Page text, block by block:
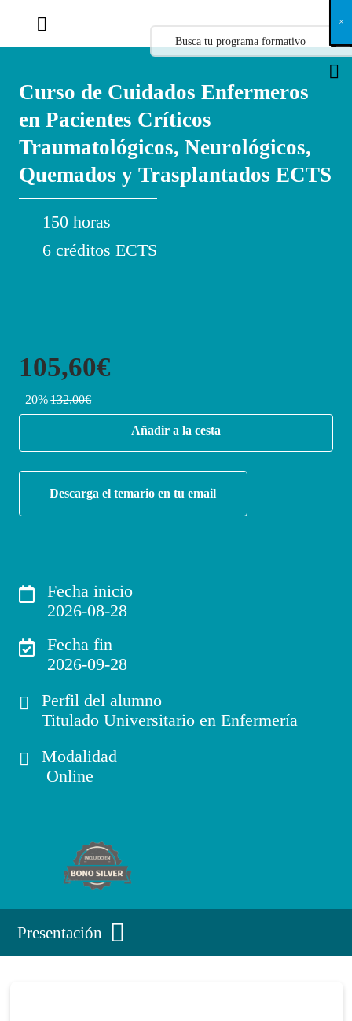
Curso de Cuidados Enfermeros
en Pacientes Críticos
Traumatológicos, Neurológicos,
Quemados y Trasplantados ECTS
150 horas
6 créditos ECTS
105,60€
20%132,00€
Añadir a la cesta
Descarga el temario en tu email
Fecha inicio
2026-08-28
Fecha fin
2026-09-28
Perfil del alumno
Titulado Universitario en Enfermería
Modalidad
Online
Presentación
X
×
×
×
×
×
×
×
×
×
×
×
×
×
×
×
×
×
×
×
×
×
×
×
×
×
×
×
×
×
×
×
×
×
×
×
×
×
×
×
×
×
×
×
×
×
×
×
×
×
×
×
×
×
×
×
×
×
×
×
×
×
×
×
×
×
×
×
×
×
×
×
×
×
×
×
×
×
×
×
×
×
×
×
×
×
×
×
×
×
×
×
×
×
×
×
×
×
×
×
×
×
×
×
×
×
×
×
×
×
×
×
×
×
×
×
×
×
×
×
×
×
×
×
×
×
×
×
×
×
×
×
×
×
×
×
×
×
×
×
×
×
×
×
×
×
×
×
×
×
×
×
×
×
×
×
×
×
×
×
×
×
×
×
×
×
×
×
×
×
×
×
×
×
×
×
×
×
×
×
×
×
×
×
×
×
×
×
×
×
×
×
×
×
×
×
×
×
×
×
×
×
×
×
×
×
×
×
×
×
×
×
×
×
×
×
×